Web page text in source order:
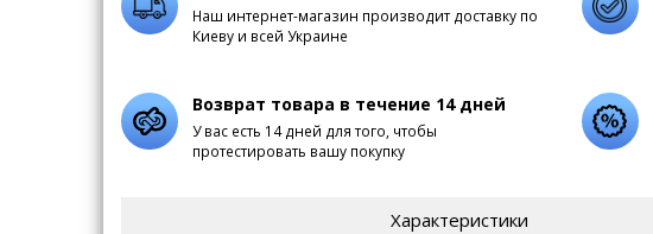
Наш интернет-магазин производит доставку по
Киеву и всей Украине
Возврат товара в течение 14 дней
У вас есть 14 дней для того, чтобы
протестировать вашу покупку
Характеристики